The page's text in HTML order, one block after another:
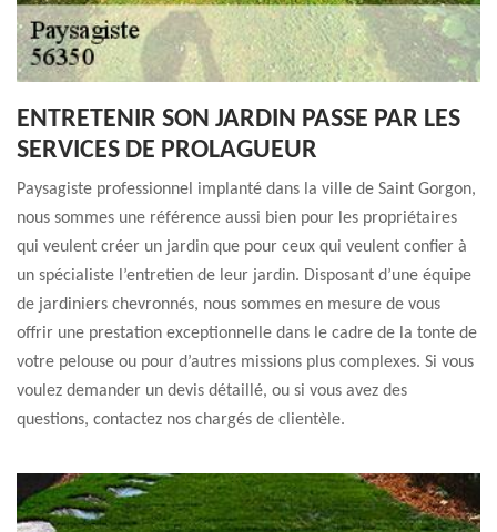
ENTRETENIR SON JARDIN PASSE PAR LES
SERVICES DE PROLAGUEUR
Paysagiste professionnel implanté dans la ville de Saint Gorgon,
nous sommes une référence aussi bien pour les propriétaires
qui veulent créer un jardin que pour ceux qui veulent confier à
un spécialiste l’entretien de leur jardin. Disposant d’une équipe
de jardiniers chevronnés, nous sommes en mesure de vous
offrir une prestation exceptionnelle dans le cadre de la tonte de
votre pelouse ou pour d’autres missions plus complexes. Si vous
voulez demander un devis détaillé, ou si vous avez des
questions, contactez nos chargés de clientèle.